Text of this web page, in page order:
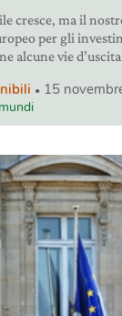
cresce, ma il
per gli
alcune vie
15